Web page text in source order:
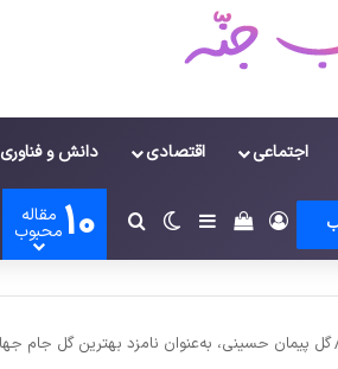
اجتماعی اقتصادی دانش و فناوری
وروددیدن سبد خرید
سایدبارتغییر پوسته
جستجو برای
10 مقاله
محبوب
گل پیمان حسینی، به‌عنوان نامزد بهترین گل جام‌